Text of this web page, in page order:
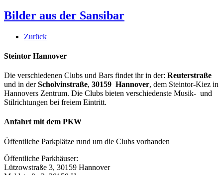
Bilder aus der Sansibar
Zurück
Steintor Hannover
Die verschiedenen Clubs und Bars findet ihr in der: Reuterstraße
und in derScholvinstraße, 30159 Hannover, dem Steintor-Kiez in
Hannovers Zentrum. Die Clubs bieten verschiedenste Musik- und
Stilrichtungen bei freiem Eintritt.
Anfahrt mit dem PKW
Öffentliche Parkplätze rund um die Clubs vorhanden
Öffentliche Parkhäuser:
Lützowstraße 3, 30159 Hannover